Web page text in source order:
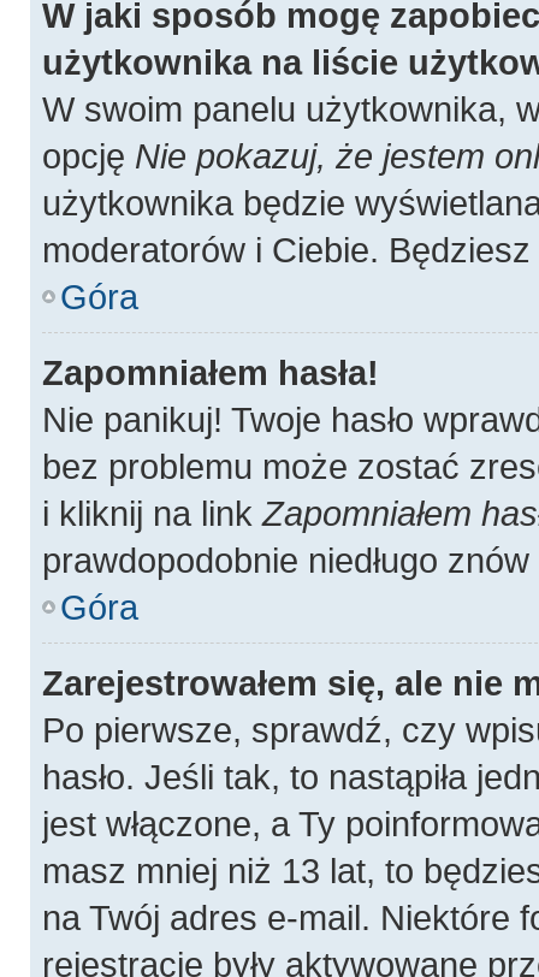
W jaki sposób mogę
użytkownika na liście
W swoim panelu użytkownika,
opcję Nie pokazuj, że jestem
użytkownika będzie
moderatorów i Ciebie.
Góra
Zapomniałem hasła!
Nie panikuj! Twoje hasło
bez problemu może zostać
i kliknij na linkZapomniałem
prawdopodobnie niedługo
Góra
Zarejestrowałem się, ale nie
Po pierwsze, sprawdź, czy
hasło. Jeśli tak, to nastąpiła
jest włączone, a Ty
masz mniej niż 13 lat, to
na Twój adres e-mail. Niektóre
rejestracje były aktywowane